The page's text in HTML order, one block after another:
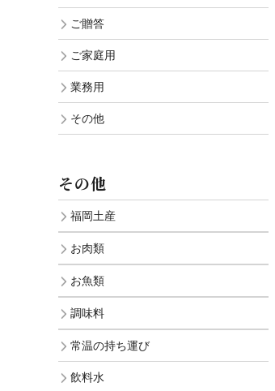
ご贈答
ご家庭用
業務用
その他
その他
福岡土産
お肉類
お魚類
調味料
常温の持ち運び
飲料水